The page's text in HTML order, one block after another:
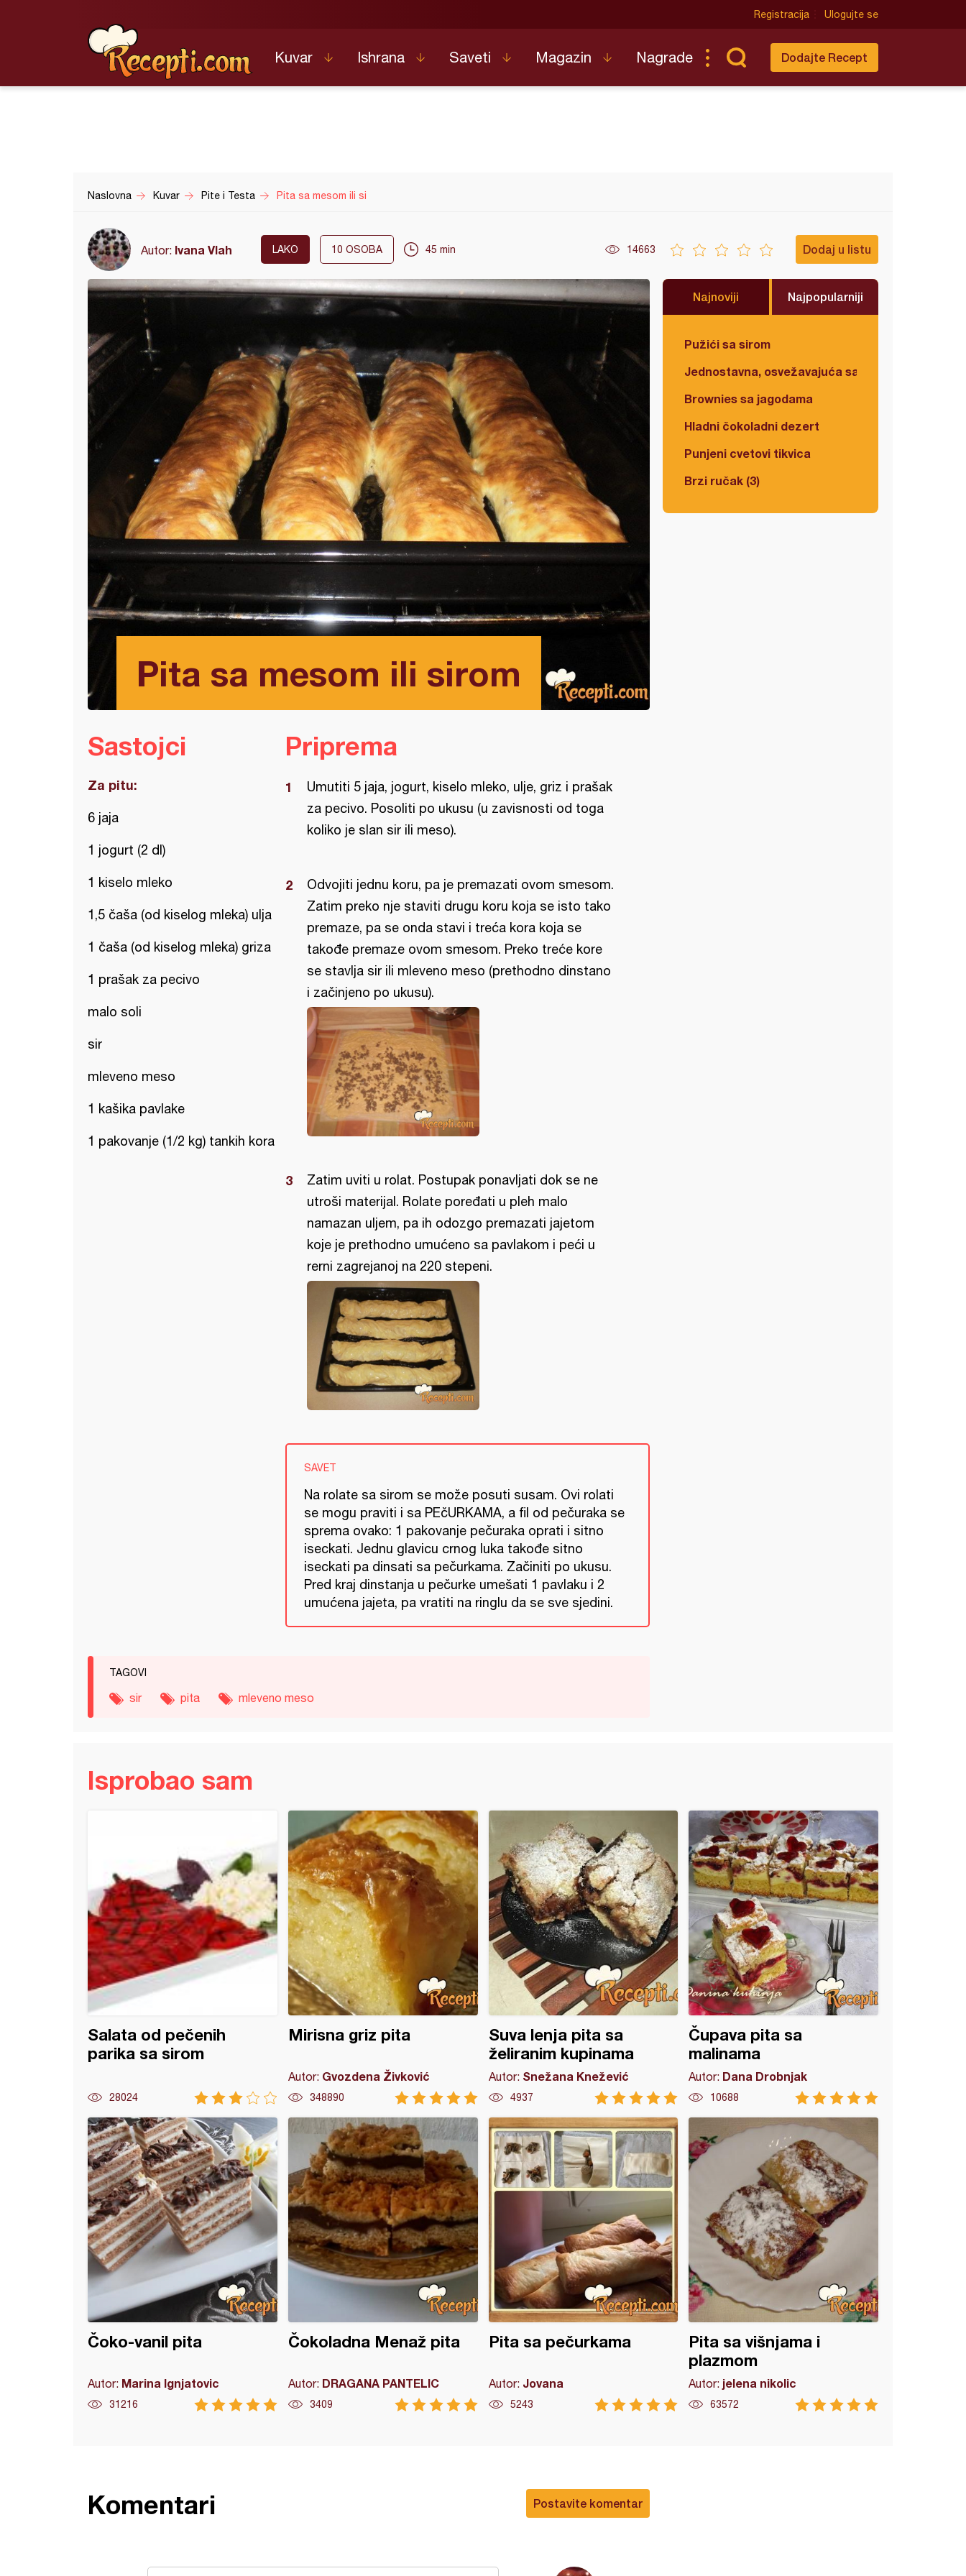
Registracija Ulogujte se
Kuvar Ishrana Saveti Magazin Nagrade Dodajte Recept
Naslovna Kuvar Pite i Testa Pita sa mesom ili si
Autor: Ivana Vlah LAKO 10 OSOBA 45 min 14663 Dodaj u listu
Pita sa mesom ili sirom
Najnoviji Najpopularniji
Pužići sa sirom
Jednostavna, osvežavajuća salata
Brownies sa jagodama
Hladni čokoladni dezert
Punjeni cvetovi tikvica
Brzi ručak (3)
Sastojci
Za pitu:
6 jaja
1 jogurt (2 dl)
1 kiselo mleko
1,5 čaša (od kiselog mleka) ulja
1 čaša (od kiselog mleka) griza
1 prašak za pecivo
malo soli
sir
mleveno meso
1 kašika pavlake
1 pakovanje (1/2 kg) tankih kora
Priprema
Umutiti 5 jaja, jogurt, kiselo mleko, ulje, griz i prašak
za pecivo. Posoliti po ukusu (u zavisnosti od toga
koliko je slan sir ili meso).
Odvojiti jednu koru, pa je premazati ovom smesom.
Zatim preko nje staviti drugu koru koja se isto tako
premaze, pa se onda stavi i treća kora koja se
takođe premaze ovom smesom. Preko treće kore
se stavlja sir ili mleveno meso (prethodno dinstano
i začinjeno po ukusu).
Zatim uviti u rolat. Postupak ponavljati dok se ne
utroši materijal. Rolate poređati u pleh malo
namazan uljem, pa ih odozgo premazati jajetom
koje je prethodno umućeno sa pavlakom i peći u
rerni zagrejanoj na 220 stepeni.
SAVET
Na rolate sa sirom se može posuti susam. Ovi rolati
se mogu praviti i sa PEčURKAMA, a fil od pečuraka se
sprema ovako: 1 pakovanje pečuraka oprati i sitno
iseckati. Jednu glavicu crnog luka takođe sitno
iseckati pa dinsati sa pečurkama. Začiniti po ukusu.
Pred kraj dinstanja u pečurke umešati 1 pavlaku i 2
umućena jajeta, pa vratiti na ringlu da se sve sjedini.
TAGOVI
sir pita mleveno meso
Isprobao sam
Salata od pečenih
parika sa sirom
28024
Mirisna griz pita
Autor: Gvozdena Živković
348890
Suva lenja pita sa
želiranim kupinama
Autor: Snežana Knežević
4937
Čupava pita sa
malinama
Autor: Dana Drobnjak
10688
Čoko-vanil pita
Autor: Marina Ignjatovic
31216
Čokoladna Menaž pita
Autor: DRAGANA PANTELIC
3409
Pita sa pečurkama
Autor: Jovana
5243
Pita sa višnjama i
plazmom
Autor: jelena nikolic
63572
višnjama i plazmom
Postavite komentar
Komentari